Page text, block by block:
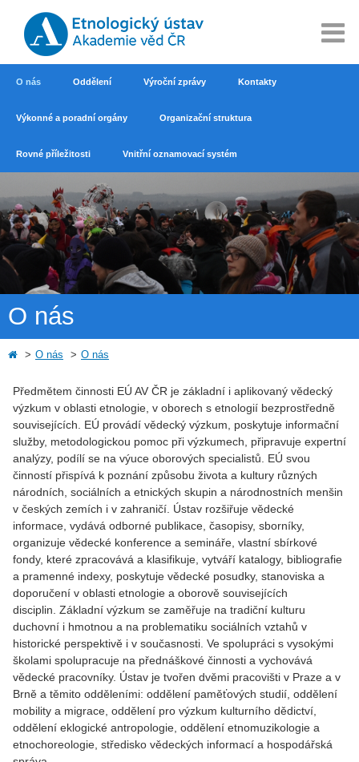
O nás Oddělení Výroční zprávy Kontakty
Výkonné a poradní orgány Organizační struktura
Rovné příležitosti Vnitřní oznamovací systém
O nás
O nás O nás
Předmětem činnosti EÚ AV ČR je základní i aplikovaný vědecký
výzkum v oblasti etnologie, v oborech s etnologií bezprostředně
souvisejících. EÚ provádí vědecký výzkum, poskytuje informační
služby, metodologickou pomoc při výzkumech, připravuje expertní
analýzy, podílí se na výuce oborových specialistů. EÚ svou
činností přispívá k poznání způsobu života a kultury různých
národních, sociálních a etnických skupin a národnostních menšin
v českých zemích i v zahraničí. Ústav rozšiřuje vědecké
informace, vydává odborné publikace, časopisy, sborníky,
organizuje vědecké konference a semináře, vlastní sbírkové
fondy, které zpracovává a klasifikuje, vytváří katalogy, bibliografie
a pramenné indexy, poskytuje vědecké posudky, stanoviska a
doporučení v oblasti etnologie a oborově souvisejících
disciplin. Základní výzkum se zaměřuje na tradiční kulturu
duchovní i hmotnou a na problematiku sociálních vztahů v
historické perspektivě i v současnosti. Ve spolupráci s vysokými
školami spolupracuje na přednáškové činnosti a vychovává
vědecké pracovníky. Ústav je tvořen dvěmi pracovišti v Praze a v
Brně a těmito odděleními: oddělení paměťových studií, oddělení
mobility a migrace, oddělení pro výzkum kulturního dědictví,
oddělení eklogické antropologie, oddělení etnomuzikologie a
etnochoreologie, středisko vědeckých informací a hospodářská